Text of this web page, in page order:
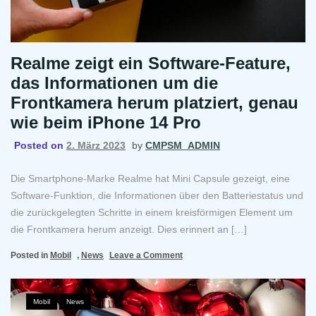
Realme zeigt ein Software-Feature,
das Informationen um die
Frontkamera herum platziert, genau
wie beim iPhone 14 Pro
Posted on 2. März 2023 by CMPSM_ADMIN
Die Smartphone-Marke Realme hat Mini Capsule gezeigt, eine
Software-Funktion, die Informationen über den Batteriestatus und
die zurückgelegten Schritte in einem kreisförmigen Element um
die Frontkamera herum anzeigt. Dies erinnert an […]
Posted in Mobil , News Leave a Commenton
zeigt
ein
Software-
Mobil , News